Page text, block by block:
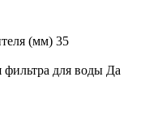
(мм) 35
для воды Да